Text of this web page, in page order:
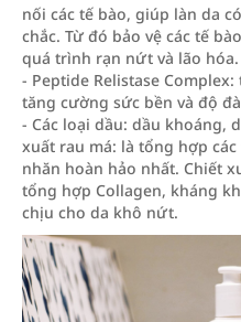
nối các tế bào, giúp làn da
chắc. Từ đó bảo vệ các tế
quá trình rạn nứt và lão hóa.
- Peptide Relistase
tăng cường sức bền và độ
- Các loại dầu: dầu khoáng,
xuất rau má: là tổng hợp
nhăn hoàn hảo nhất. Chiết
tổng hợp Collagen, kháng
chịu cho da khô nứt.